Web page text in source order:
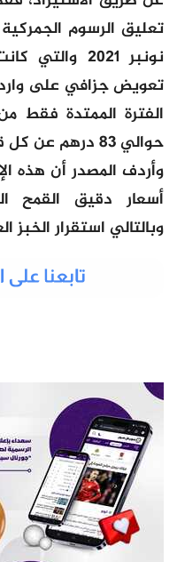
تعليق الرسوم
تعويض جزافي على
حوالي 83 درهم عن كل قنطار مستورد.
وأردف المصدر أن هذه
أسعار دقيق القمح
وبالتالي استقرار